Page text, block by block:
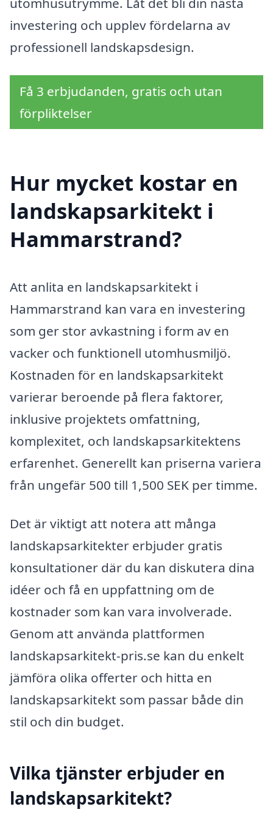
investering och upplev fördelarna av
professionell landskapsdesign.
Få 3 erbjudanden, gratis och utan
förpliktelser
Hur mycket kostar en
landskapsarkitekt i
Hammarstrand?
Att anlita en landskapsarkitekt i
Hammarstrand kan vara en investering
som ger stor avkastning i form av en
vacker och funktionell utomhusmiljö.
Kostnaden för en landskapsarkitekt
varierar beroende på flera faktorer,
inklusive projektets omfattning,
komplexitet, och landskapsarkitektens
erfarenhet. Generellt kan priserna variera
från ungefär 500 till 1,500 SEK per timme.
Det är viktigt att notera att många
landskapsarkitekter erbjuder gratis
konsultationer där du kan diskutera dina
idéer och få en uppfattning om de
kostnader som kan vara involverade.
Genom att använda plattformen
landskapsarkitekt-pris.se kan du enkelt
jämföra olika offerter och hitta en
landskapsarkitekt som passar både din
stil och din budget.
Vilka tjänster erbjuder en
landskapsarkitekt?